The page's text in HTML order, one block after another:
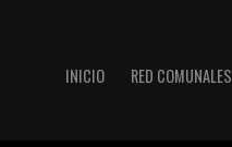
INICIO RED COMUNALES